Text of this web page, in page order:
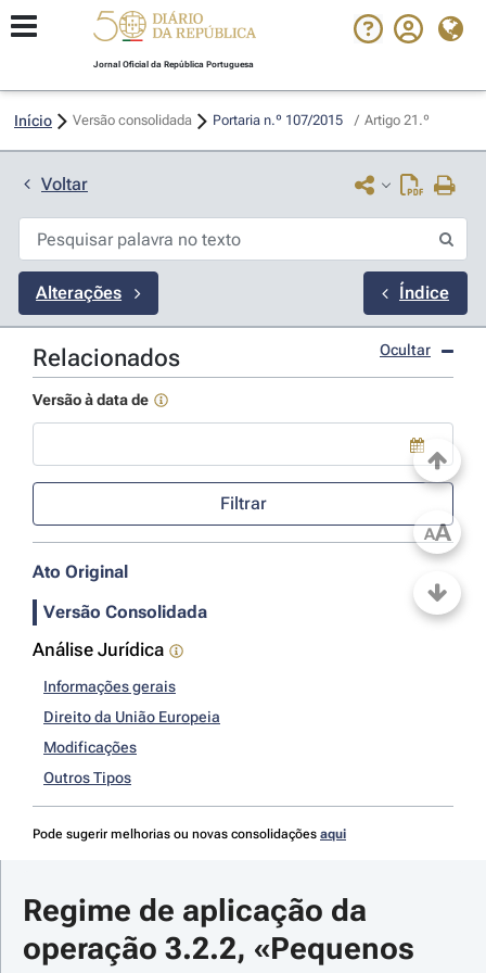
Jornal Oficial da República Portuguesa
Início Versão consolidada Portaria n.º 107/2015 / Artigo 21.º
Voltar
Alterações Índice
Relacionados Ocultar
Versão à data de
Use a tecla de seta para baixo para abrir o calendário; Use as
Filtrar
Ato Original
Versão Consolidada
Análise Jurídica
Informações gerais
Direito da União Europeia
Modificações
Outros Tipos
Pode sugerir melhorias ou novas consolidações aqui
Regime de aplicação da
operação 3.2.2, «Pequenos
AA